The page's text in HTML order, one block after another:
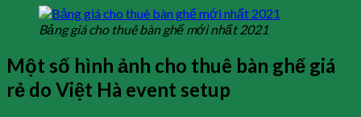
Bảng giá cho thuê bàn ghế mới nhất 2021
Một số hình ảnh cho thuê bàn ghế giá
rẻ do Việt Hà event setup